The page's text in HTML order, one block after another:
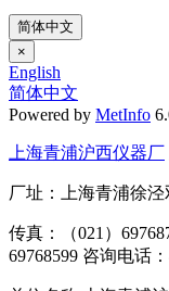
简体中文
×
English
简体中文
Powered by MetInfo
上海青浦沪西仪器厂
厂址：上海青浦徐泾
传真：（021）
69768599 咨询电话